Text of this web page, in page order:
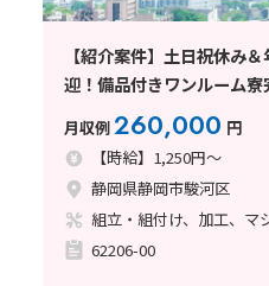
【紹介案件】土日祝休み
迎！備品付きワンルーム寮
月収例260,000 円
【時給】1,250円～
静岡県静岡市駿河区
組立・組付け、加工、マ
62206-00